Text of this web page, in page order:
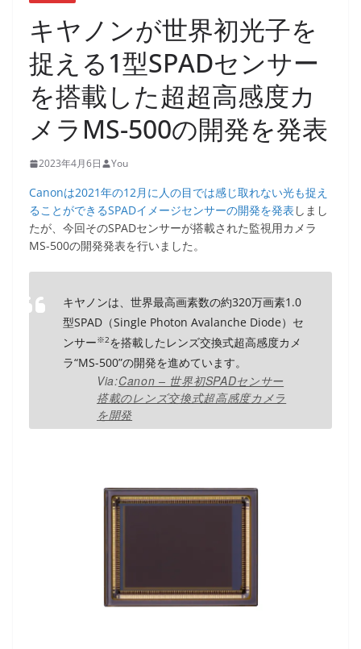
キヤノンが世界初光子を
捉える1型SPADセンサー
を搭載した超超高感度カ
メラMS-500の開発を発表
2023年4月6日 You
Canonは2021年の12月に人の目では感じ取れない光も捉え
ることができるSPADイメージセンサーの開発を発表 しまし
たが、今回そのSPADセンサーが搭載された監視用カメラ
MS-500の開発発表を行いました。
キヤノンは、世界最高画素数の約320万画素1.0
型SPAD（Single Photon Avalanche Diode）セ
ンサー※2を搭載したレンズ交換式超高感度カメ
ラ“MS-500”の開発を進めています。
Via:Canon – 世界初SPADセンサー
搭載のレンズ交換式超高感度カメラ
を開発